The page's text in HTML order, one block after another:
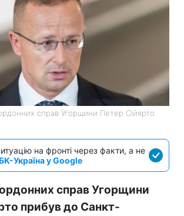
справ Угорщини Петер Сійярто
на фронті через факти, а не
Україна у Google
справ Угорщини
прибув до Санкт-